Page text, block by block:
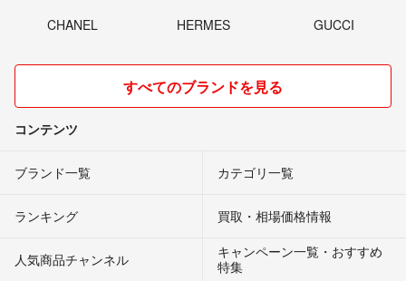
CHANEL HERMES GUCCI
すべてのブランドを見る
コンテンツ
ブランド一覧 カテゴリ一覧
ランキング 買取・相場価格情報
人気商品チャンネル
キャンペーン一覧・おすすめ
特集